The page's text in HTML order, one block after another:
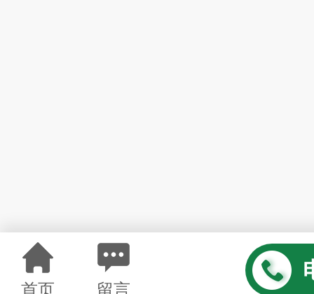
首页 留言